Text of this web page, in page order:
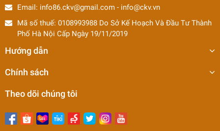
Email: info86.ckv@gmail.com - info@ckv.vn
Mã số thuế: 0108993988 Do Sở Kế Hoạch Và Đầu Tư Thành
Phố Hà Nội Cấp Ngày 19/11/2019
Hướng dẫn
Chính sách
Theo dõi chúng tôi